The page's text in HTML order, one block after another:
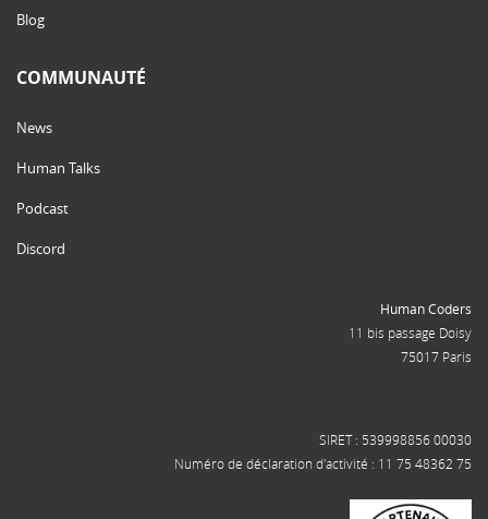
Blog
COMMUNAUTÉ
News
Human Talks
Podcast
Discord
Human Coders
11 bis passage Doisy
75017 Paris
SIRET : 539998856 00030
Numéro de déclaration d'activité : 11 75 48362 75